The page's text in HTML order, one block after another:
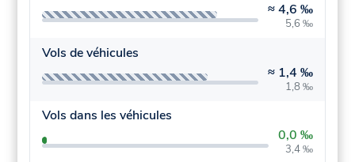
≈4,6 ‰
5,6 ‰
Vols de véhicules
≈ 1,4 ‰
1,8 ‰
Vols dans les véhicules
0,0 ‰
3,4 ‰